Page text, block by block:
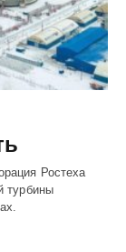
Ростеха
турбины